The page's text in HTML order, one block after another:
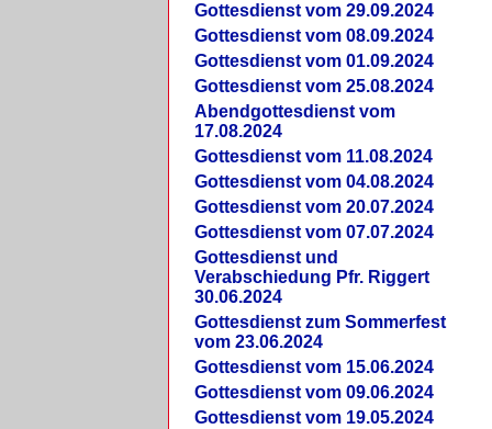
Gottesdienst vom 29.09.2024
Gottesdienst vom 08.09.2024
Gottesdienst vom 01.09.2024
Gottesdienst vom 25.08.2024
Abendgottesdienst vom
17.08.2024
Gottesdienst vom 11.08.2024
Gottesdienst vom 04.08.2024
Gottesdienst vom 20.07.2024
Gottesdienst vom 07.07.2024
Gottesdienst und
Verabschiedung Pfr. Riggert
30.06.2024
Gottesdienst zum Sommerfest
vom 23.06.2024
Gottesdienst vom 15.06.2024
Gottesdienst vom 09.06.2024
Gottesdienst vom 19.05.2024